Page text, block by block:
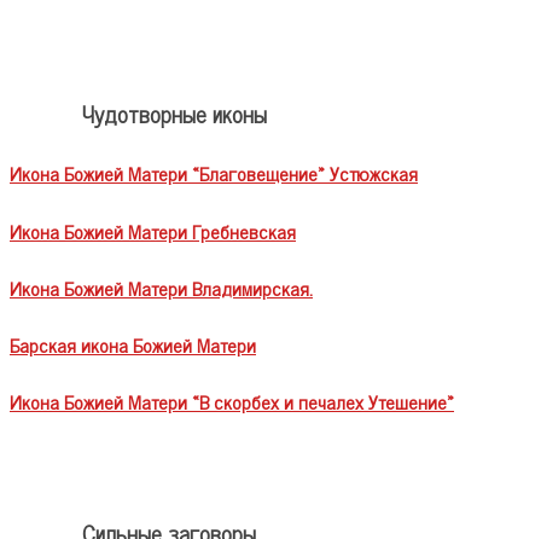
Чудотворные иконы
Икона Божией Матери «Благовещение» Устюжская
Икона Божией Матери Гребневская
Икона Божией Матери Владимирская.
Барская икона Божией Матери
Икона Божией Матери «В скорбех и печалех Утешение»